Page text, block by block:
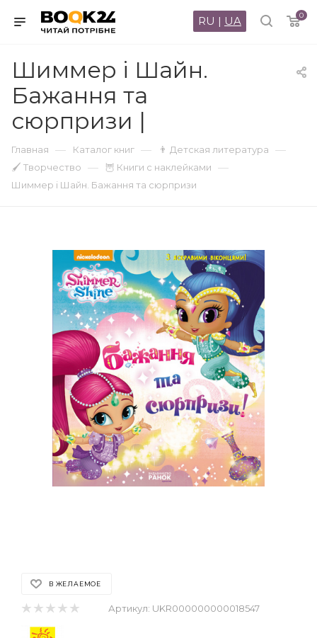
0
RU | UA
Шиммер і Шайн.
Бажання та
сюрпризи |
Главная — Каталог книг — 👨 Детская литература —
🖌 Творчество — 🦉 Книги с наклейками —
Шиммер і Шайн. Бажання та сюрпризи
В ЖЕЛАЕМОЕ
Артикул: UKR000000000018547